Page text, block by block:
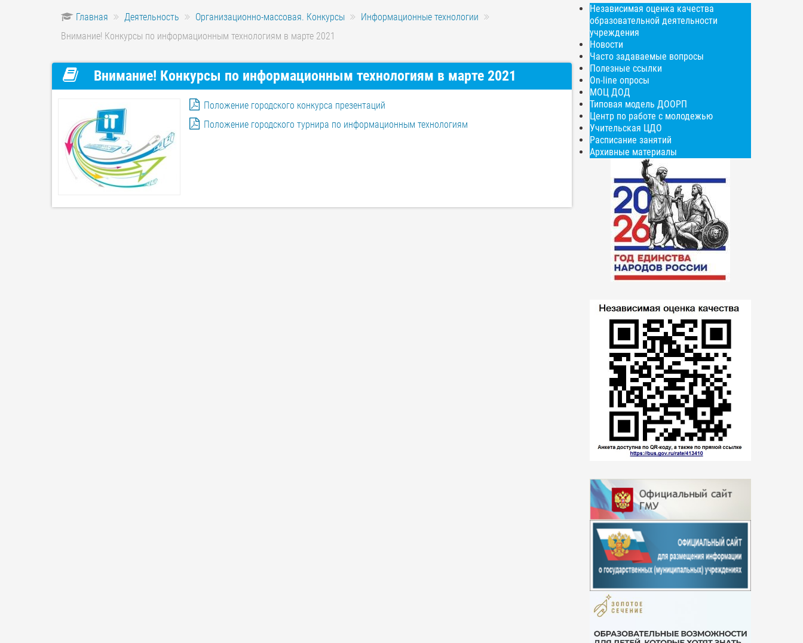
Главная Деятельность Организационно-массовая. Конкурсы
Информационные технологии
Внимание! Конкурсы по информационным технологиям в марте 2021
Внимание! Конкурсы по информационным технологиям в марте 2021
Положение городского конкурса презентаций
Положение городского турнира по информационным технологиям
Независимая оценка качества
образовательной деятельности
учреждения
Новости
Часто задаваемые вопросы
Полезные ссылки
On-line опросы
МОЦ ДОД
Типовая модель ДООРП
Центр по работе с молодежью
Учительская ЦДО
Расписание занятий
Архивные материалы